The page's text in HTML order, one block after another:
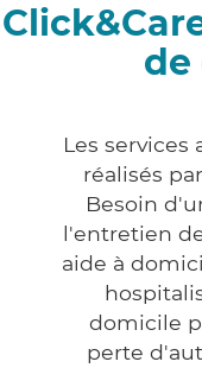
de
Les services
réalisés
Besoin
l'entretien
aide à
domicile
perte